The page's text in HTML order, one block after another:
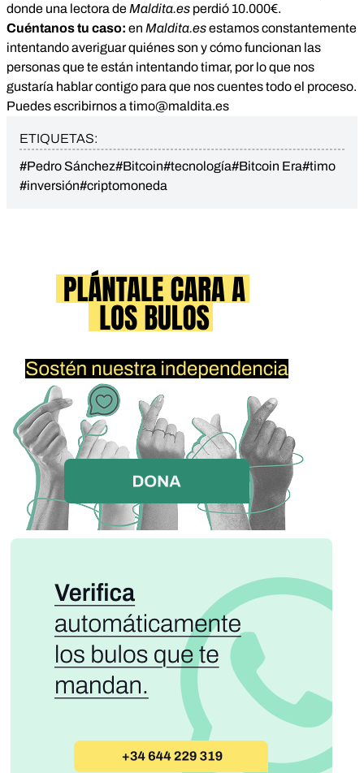
donde una lectora de Maldita.es perdió 10.000€.
Cuéntanos tu caso: en Maldita.esestamos constantemente
intentando averiguar quiénes son y cómo funcionan las
personas que te están intentando timar, por lo que nos
gustaría hablar contigo para que nos cuentes todo el proceso.
Puedes escribirnos a timo@maldita.es
ETIQUETAS:
#Pedro Sánchez#Bitcoin#tecnología#Bitcoin Era#timo
#inversión#criptomoneda